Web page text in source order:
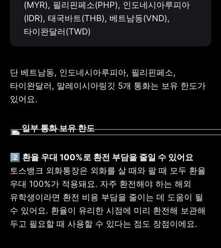
(MYR), 필리핀페소(PHP), 인도네시아루피아
(IDR), 태국바트(THB), 베트남동(VND),
타이완달러(TWD)
단 베트남동, 인도네시아루피아, 필리핀페소,
타이완달러, 말레이시아링깃 5개 통화는 보유 한도가
있어요.
일부 통화 보유 한도
토스뱅크 외화통장은 외화를 살 때와 팔 때 모두 환율
우대 100%가 적용돼요. 자주 환전해야 하는 해외
유학생이라면 환전 비용 부담을 줄이는 데 도움이 될
수 있어요. 환율이 유리한 시점에 미리 환전해 보관해
두고 필요할 때 사용할 수 있다는 점도 장점이에요.